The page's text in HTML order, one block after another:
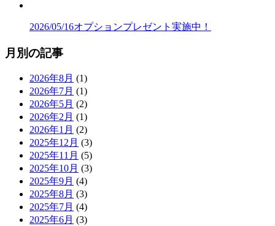
2026/05/16オプションプレゼント実施中！
月別の記事
2026年8月 (1)
2026年7月 (1)
2026年5月 (2)
2026年2月 (1)
2026年1月 (2)
2025年12月 (3)
2025年11月 (5)
2025年10月 (3)
2025年9月 (4)
2025年8月 (3)
2025年7月 (4)
2025年6月 (3)